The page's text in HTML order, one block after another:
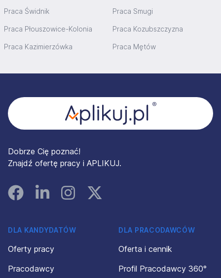
Praca Świdnik Praca Smugi
Praca Płouszowice-Kolonia Praca Kozubszczyzna
Praca Kazimierzówka Praca Mętów
Dobrze Cię poznać!
Znajdź ofertę pracy i APLIKUJ.
FacebookLinked InInstagramInstagram
DLA KANDYDATÓW
Oferty pracy
Pracodawcy
DLA PRACODAWCÓW
Oferta i cennik
Profil Pracodawcy 360°